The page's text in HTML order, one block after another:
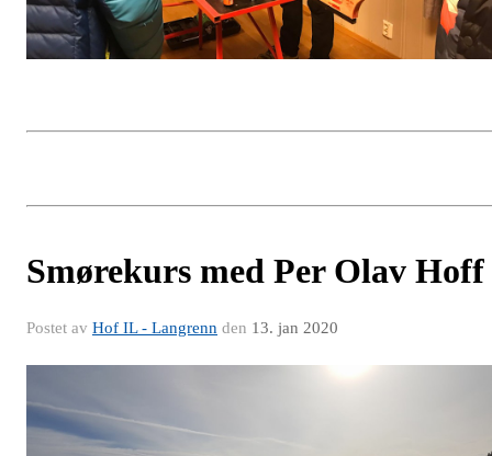
Smørekurs med Per Olav Hoff
Postet av Hof IL - Langrenn den 13. jan 2020